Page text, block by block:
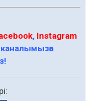
, Instagram
каналымызға